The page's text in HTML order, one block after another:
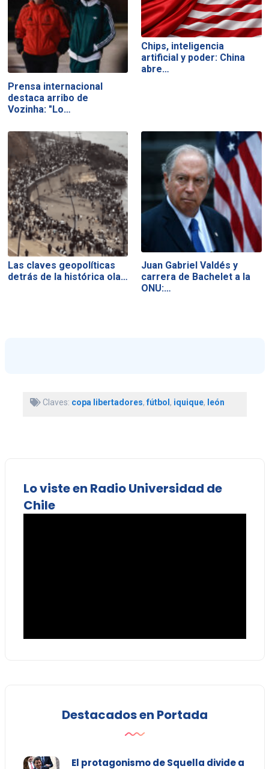
Prensa internacional
destaca arribo de
Vozinha: "Lo…
Chips, inteligencia
artificial y poder: China
abre…
Las claves geopolíticas
detrás de la histórica ola…
Juan Gabriel Valdés y
carrera de Bachelet a la
ONU:…
Claves: copa libertadores,fútbol, iquique, león
Lo viste en Radio Universidad de
Chile
Destacados en Portada
El protagonismo de Squella divide a